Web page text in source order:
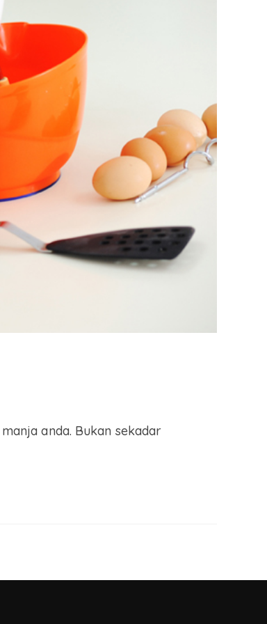
anda. Bukan sekadar